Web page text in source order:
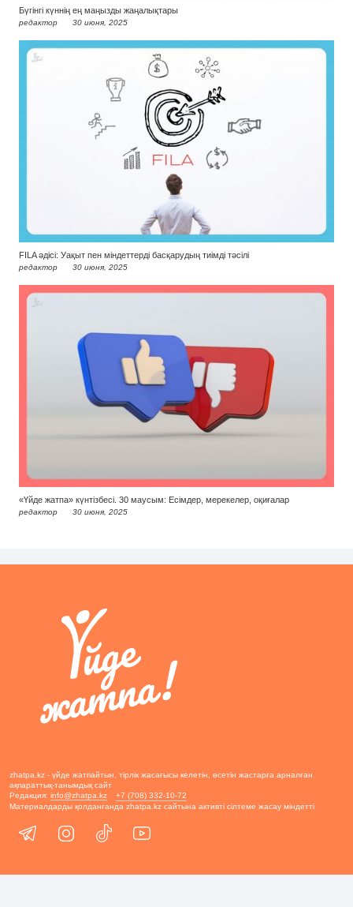
Бүгінгі күннің ең маңызды жаңалықтары
редактор 30 июня, 2025
FILA әдісі: Уақыт пен міндеттерді басқарудың тиімді тәсілі
редактор 30 июня, 2025
«Үйде жатпа» күнтізбесі. 30 маусым: Есімдер, мерекелер, оқиғалар
редактор 30 июня, 2025
zhatpa.kz - үйде жатпайтын, тірлік жасағысы келетін, өсетін жастарға арналған
ақпараттық-танымдық сайт
Редакция: info@zhatpa.kz
+7 (708) 332-10-72
Материалдарды қолданғанда zhatpa.kz сайтына активті сілтеме жасау міндетті